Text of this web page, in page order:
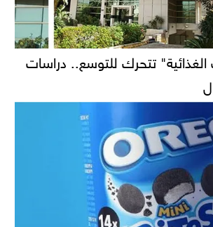
الغذائية" تتحرك للتوسع.. دراسات